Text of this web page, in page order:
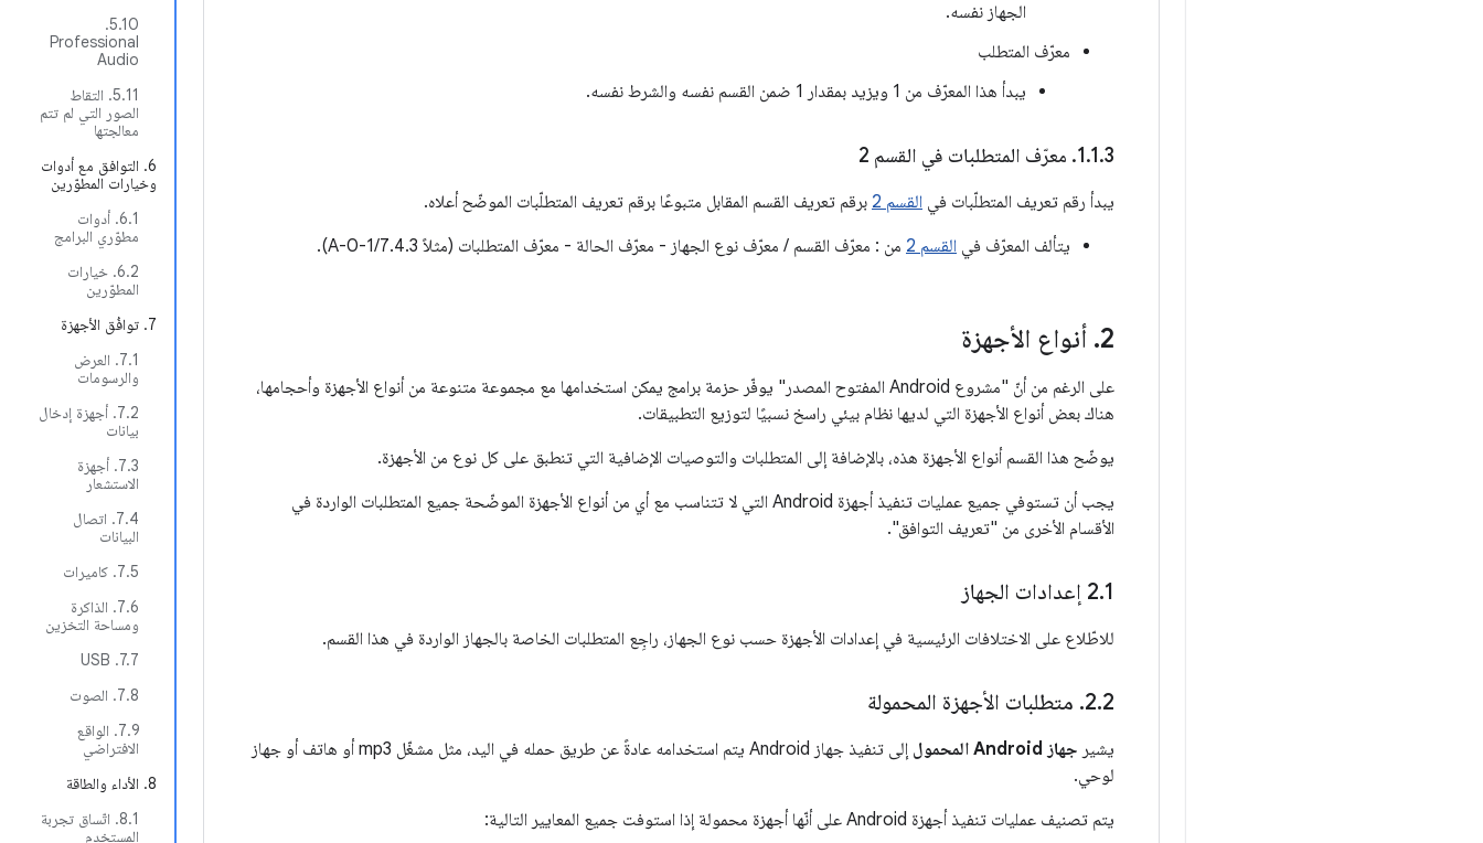
‫5.10.
Professional
Audio
‫5.11. التقاط
الصور التي لم تتم
معالجتها
6. التوافق مع أدوات
وخيارات المطوّرين
6.1. أدوات
مطوّري البرامج
6.2. خيارات
المطوّرين
7. توافُق الأجهزة
7.1. العرض
والرسومات
7.2. أجهزة إدخال
بيانات
‫7.3. أجهزة
الاستشعار
‫7.4. اتصال
البيانات
‫7.5. كاميرات
‫7.6. الذاكرة
ومساحة التخزين
‫7.7. USB
‫7.8. الصوت
7.9. الواقع
الافتراضي
8. الأداء والطاقة
‫8.1. اتّساق تجربة
المستخدم
الجهاز نفسه.
معرّف المتطلب
يبدأ هذا المعرّف من 1 ويزيد بمقدار 1 ضمن القسم نفسه والشرط نفسه.
‫1.1.3
. معرّف المتطلبات في القسم 2
يبدأ رقم تعريف المتطلّبات في القسم 2
برقم تعريف القسم المقابل متبوعًا برقم تعريف المتطلّبات الموضّح أعلاه.
يتألف المعرّف في القسم 2 من : معرّف القسم / معرّف نوع الجهاز - معرّف الحالة - معرّف المتطلبات (مثلاً 7.4.3/A-0-1).
2
. أنواع الأجهزة
على الرغم من أنّ "مشروع Android المفتوح المصدر" يوفّر حزمة برامج يمكن استخدامها مع مجموعة متنوعة من أنواع الأجهزة وأحجامها،
هناك بعض أنواع الأجهزة التي لديها نظام بيئي راسخ نسبيًا لتوزيع التطبيقات.
يوضّح هذا القسم أنواع الأجهزة هذه، بالإضافة إلى المتطلبات والتوصيات الإضافية التي تنطبق على كل نوع من الأجهزة.
يجب أن تستوفي جميع عمليات تنفيذ أجهزة Android التي لا تتناسب مع أي من أنواع الأجهزة الموضّحة جميع المتطلبات الواردة في
الأقسام الأخرى من "تعريف التوافق".
‫2.1 إعدادات الجهاز
للاطّلاع على الاختلافات الرئيسية في إعدادات الأجهزة حسب نوع الجهاز، راجِع المتطلبات الخاصة بالجهاز الواردة في هذا القسم.
2.2
. متطلبات الأجهزة المحمولة
يشير جهاز Android المحمول
إلى تنفيذ جهاز Android يتم استخدامه عادةً عن طريق حمله في اليد، مثل مشغّل mp3 أو هاتف أو جهاز
لوحي.
يتم تصنيف عمليات تنفيذ أجهزة Android على أنّها أجهزة محمولة إذا استوفت جميع المعايير التالية: